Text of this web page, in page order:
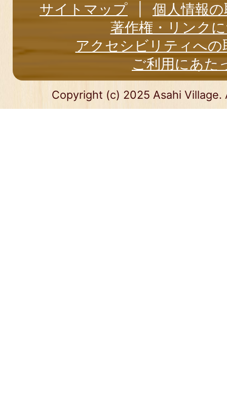
サイトマップ
個人情報
著作権・リンク
アクセシビリティへの
ご利用にあた
Copyright (c) 2025 Asahi Village.